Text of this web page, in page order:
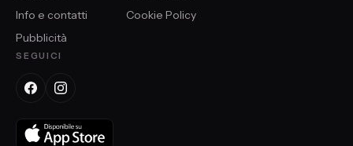
Info e contatti
Pubblicità
Cookie Policy
SEGUICI